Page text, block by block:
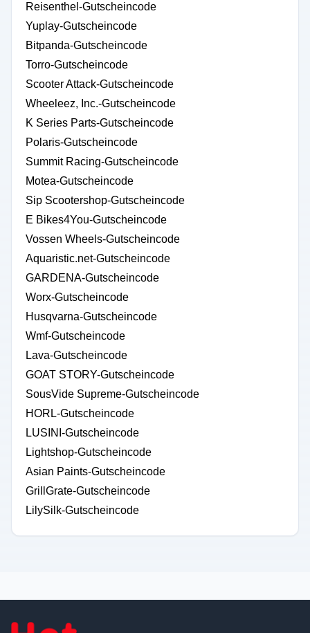
Reisenthel-Gutscheincode
Yuplay-Gutscheincode
Bitpanda-Gutscheincode
Torro-Gutscheincode
Scooter Attack-Gutscheincode
Wheeleez, Inc.-Gutscheincode
K Series Parts-Gutscheincode
Polaris-Gutscheincode
Summit Racing-Gutscheincode
Motea-Gutscheincode
Sip Scootershop-Gutscheincode
E Bikes4You-Gutscheincode
Vossen Wheels-Gutscheincode
Aquaristic.net-Gutscheincode
GARDENA-Gutscheincode
Worx-Gutscheincode
Husqvarna-Gutscheincode
Wmf-Gutscheincode
Lava-Gutscheincode
GOAT STORY-Gutscheincode
SousVide Supreme-Gutscheincode
HORL-Gutscheincode
LUSINI-Gutscheincode
Lightshop-Gutscheincode
Asian Paints-Gutscheincode
GrillGrate-Gutscheincode
LilySilk-Gutscheincode